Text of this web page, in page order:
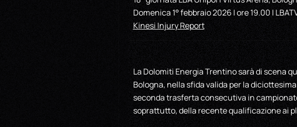
Domenica 1° febbraio 2026 | ore 19.00 |
Kinesi Injury Report
La Dolomiti Energia Trentino sarà di scena
Bologna, nella sfida valida per la
seconda trasferta consecutiva in
soprattutto, della recente qualificazione ai